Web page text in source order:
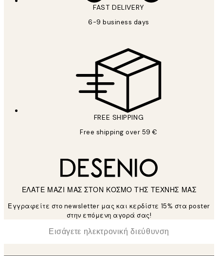
FAST DELIVERY
6-9 business days
FREE SHIPPING
Free shipping over 59 €
ΕΛΑΤΕ ΜΑΖΙ ΜΑΣ ΣΤΟΝ ΚΟΣΜΟ ΤΗΣ ΤΕΧΝΗΣ ΜΑΣ
Εγγραφείτε στο newsletter μας και κερδίστε 15% στα poster
στην επόμενη αγορά σας!
Ηλεκτρονική Διεύθυνση